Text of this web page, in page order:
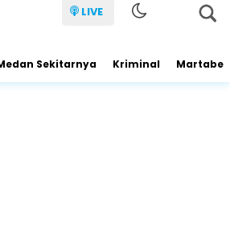
LIVE
Sekitarnya Kriminal Martabe